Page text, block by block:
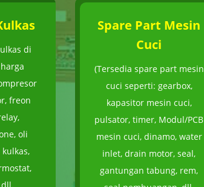
di
freon
oli
Spare Part Mesin
Cuci
(Tersedia spare part mesin
cuci seperti: gearbox,
kapasitor mesin cuci,
pulsator, timer, Modul/PCB
mesin cuci, dinamo, water
inlet, drain motor, seal,
gantungan tabung, rem,